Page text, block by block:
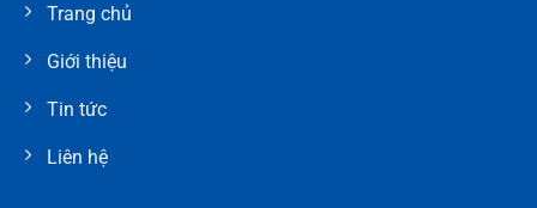
Trang chủ
Giới thiệu
Tin tức
Liên hệ